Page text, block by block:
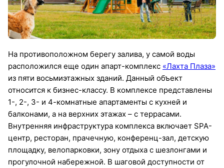
На противоположном берегу залива, у самой воды
расположился еще один апарт-комплекс «Лахта Плаза»
из пяти восьмиэтажных зданий. Данный объект
относится к бизнес-классу. В комплексе представлены
1-, 2-, 3- и 4-комнатные апартаменты с кухней и
балконами, а на верхних этажах – с террасами.
Внутренняя инфраструктура комплекса включает SPA-
центр, ресторан, прачечную, конференц-зал, детскую
площадку, велопарковки, зону отдыха с шезлонгами и
прогулочной набережной. В шаговой доступности от